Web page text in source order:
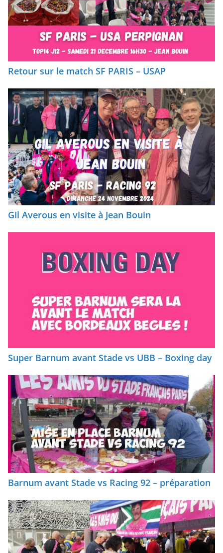
Retour sur le match SF PARIS – USAP
Gil Averous en visite à Jean Bouin
Super Barnum avant Stade vs UBB – Boxing day
Barnum avant Stade vs Racing 92 – préparation